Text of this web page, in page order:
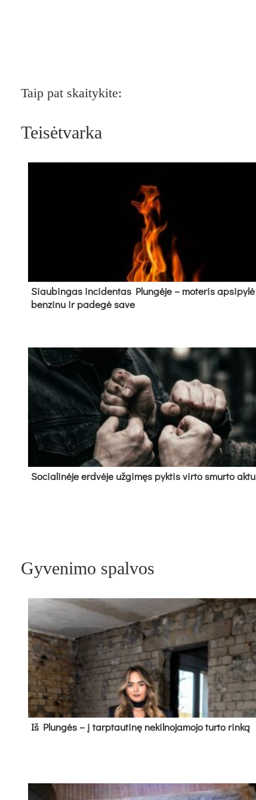
Taip pat skaitykite:
Teisėtvarka
Siau­bin­gas in­ci­den­tas Plun­gė­je – mo­te­ris ap­si­py­lė
ben­zi­nu ir pa­de­gė sa­ve
So­cia­li­nė­je erd­vė­je už­gi­męs pyk­tis vir­to smur­to ak­tu
Gyvenimo spalvos
Iš Plungės – į tarptautinę nekilnojamojo turto rinką